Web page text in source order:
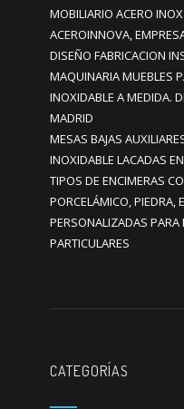
MOBILIARIO ACERO
ACEROINNOVA,
DISEÑO FABRICACION
MAQUINARIA MUEBLES
INOXIDABLE A MEDIDA.
MADRID
MESAS BAJAS
INOXIDABLE LACADAS
TIPOS DE ENCIMERAS
PORCELÁMICO, PIEDRA,
PERSONALIZADAS PARA
PARTICULARES
CATEGORÍAS